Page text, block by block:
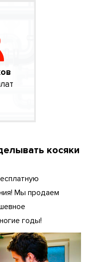
косяки
Мы продаем
годы!